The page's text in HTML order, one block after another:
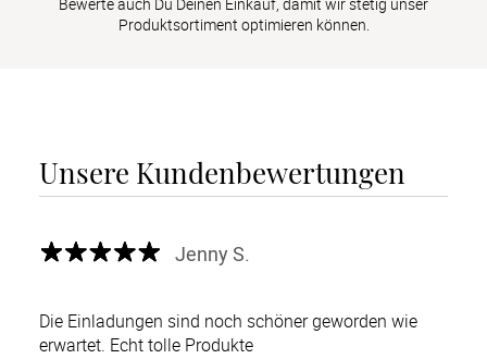
Produktsortiment optimieren können.
Unsere Kundenbewertungen
Jenny S.
Die Einladungen sind noch schöner geworden wie
erwartet. Echt tolle Produkte